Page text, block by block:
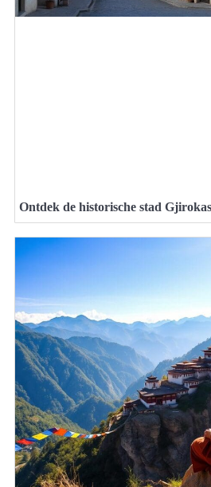
Ontdek de historische stad